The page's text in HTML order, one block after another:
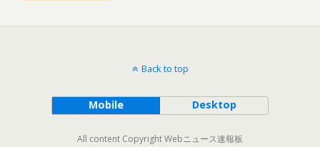
Back to top
Mobile Desktop
All content Copyright Webニュース速報板